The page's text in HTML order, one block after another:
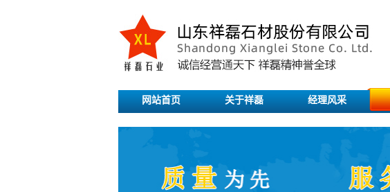
网站首页 关于祥磊 经理风采